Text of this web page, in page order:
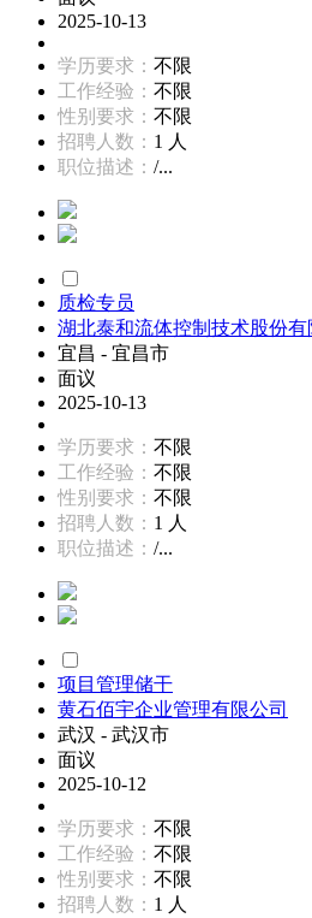
2025-10-13
学历要求： 不限
工作经验： 不限
性别要求： 不限
招聘人数： 1 人
职位描述： /...
质检专员
湖北泰和流体控制技术股份有
宜昌 - 宜昌市
面议
2025-10-13
学历要求： 不限
工作经验： 不限
性别要求： 不限
招聘人数： 1 人
职位描述： /...
项目管理储干
黄石佰宇企业管理有限公司
武汉 - 武汉市
面议
2025-10-12
学历要求： 不限
工作经验： 不限
性别要求： 不限
招聘人数： 1 人